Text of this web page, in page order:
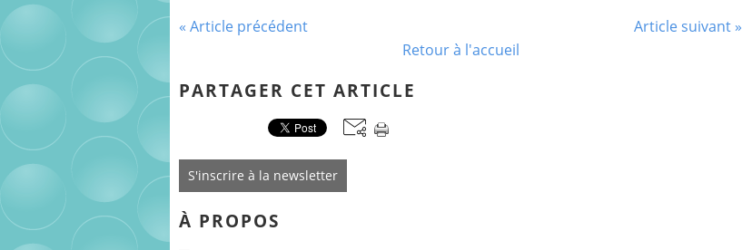
« Article précédent
Article suivant »
Retour à l'accueil
PARTAGER CET ARTICLE
S'inscrire à la newsletter
À PROPOS